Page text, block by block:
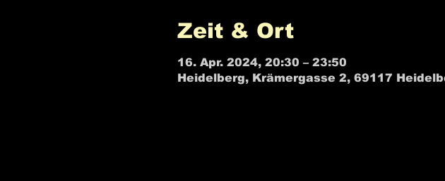
Zeit & Ort
16. Apr. 2024, 20:30 – 23:50
Heidelberg, Krämergasse 2, 69117